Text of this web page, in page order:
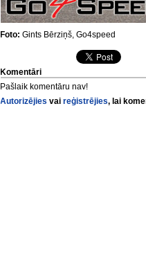
Foto: Gints Bērziņš, Go4speed
Komentāri
Pašlaik komentāru nav!
Autorizējies vaireģistrējies, lai